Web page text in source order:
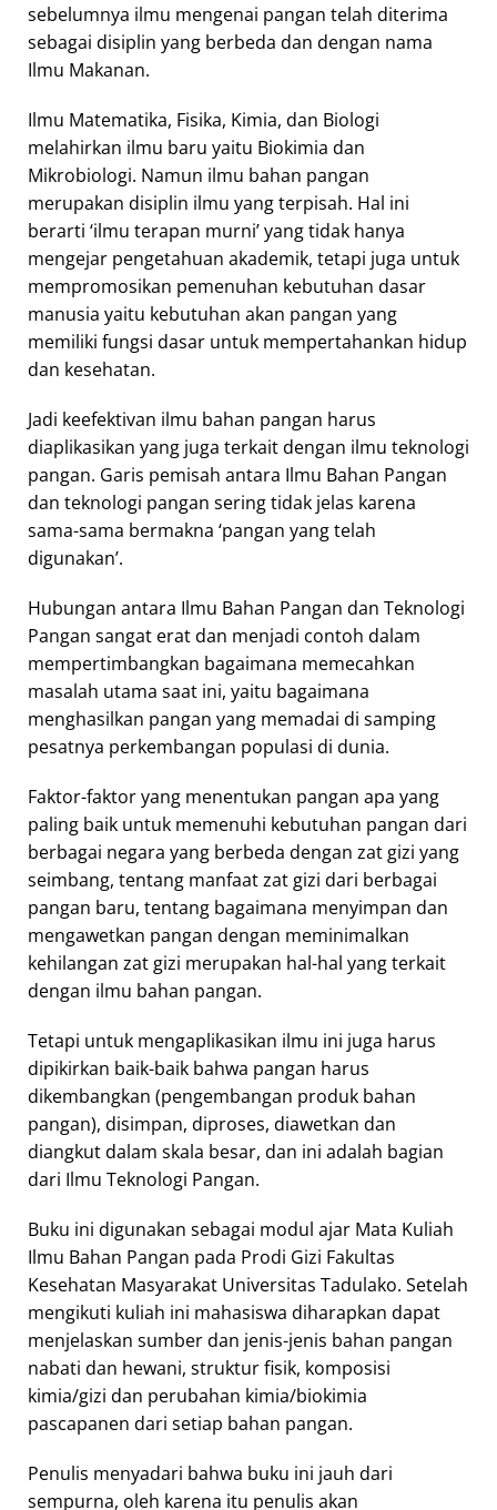
sebelumnya ilmu mengenai pangan telah diterima
sebagai disiplin yang berbeda dan dengan nama
Ilmu Makanan.
Ilmu Matematika, Fisika, Kimia, dan Biologi
melahirkan ilmu baru yaitu Biokimia dan
Mikrobiologi. Namun ilmu bahan pangan
merupakan disiplin ilmu yang terpisah. Hal ini
berarti ‘ilmu terapan murni’ yang tidak hanya
mengejar pengetahuan akademik, tetapi juga untuk
mempromosikan pemenuhan kebutuhan dasar
manusia yaitu kebutuhan akan pangan yang
memiliki fungsi dasar untuk mempertahankan hidup
dan kesehatan.
Jadi keefektivan ilmu bahan pangan harus
diaplikasikan yang juga terkait dengan ilmu teknologi
pangan. Garis pemisah antara Ilmu Bahan Pangan
dan teknologi pangan sering tidak jelas karena
sama-sama bermakna ‘pangan yang telah
digunakan’.
Hubungan antara Ilmu Bahan Pangan dan Teknologi
Pangan sangat erat dan menjadi contoh dalam
mempertimbangkan bagaimana memecahkan
masalah utama saat ini, yaitu bagaimana
menghasilkan pangan yang memadai di samping
pesatnya perkembangan populasi di dunia.
Faktor-faktor yang menentukan pangan apa yang
paling baik untuk memenuhi kebutuhan pangan dari
berbagai negara yang berbeda dengan zat gizi yang
seimbang, tentang manfaat zat gizi dari berbagai
pangan baru, tentang bagaimana menyimpan dan
mengawetkan pangan dengan meminimalkan
kehilangan zat gizi merupakan hal-hal yang terkait
dengan ilmu bahan pangan.
Tetapi untuk mengaplikasikan ilmu ini juga harus
dipikirkan baik-baik bahwa pangan harus
dikembangkan (pengembangan produk bahan
pangan), disimpan, diproses, diawetkan dan
diangkut dalam skala besar, dan ini adalah bagian
dari Ilmu Teknologi Pangan.
Buku ini digunakan sebagai modul ajar Mata Kuliah
Ilmu Bahan Pangan pada Prodi Gizi Fakultas
Kesehatan Masyarakat Universitas Tadulako. Setelah
mengikuti kuliah ini mahasiswa diharapkan dapat
menjelaskan sumber dan jenis-jenis bahan pangan
nabati dan hewani, struktur fisik, komposisi
kimia/gizi dan perubahan kimia/biokimia
pascapanen dari setiap bahan pangan.
Penulis menyadari bahwa buku ini jauh dari
sempurna, oleh karena itu penulis akan